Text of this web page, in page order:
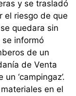
y se trasladó
el riesgo de que
quedara sin
se informó
de un
de Venta
‘campingaz’.
en el